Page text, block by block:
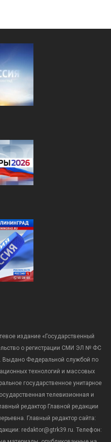
издание «Государственный
о регистрации СМИ ЭЛ № ФС
Выдано Федеральной службой по
технологий и массовых
государственное унитарное
телевизионная и
редактор Главной редакции
Главный редактор сайта:
redaktor@gtrk39.ru. Телефон: